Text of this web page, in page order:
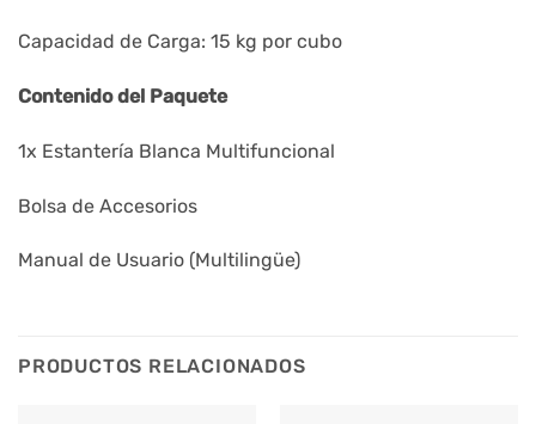
Capacidad de Carga: 15 kg por cubo
Contenido del Paquete
1x Estantería Blanca Multifuncional
Bolsa de Accesorios
Manual de Usuario (Multilingüe)
PRODUCTOS RELACIONADOS